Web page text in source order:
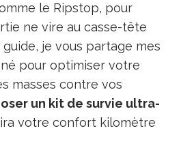
le Ripstop, pour
ne vire au casse-tête
je vous partage mes
pour optimiser votre
masses contre vos
un kit de survie ultra-
votre confort kilomètre